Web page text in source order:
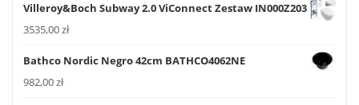
Villeroy&Boch Subway 2.0 ViConnect Zestaw IN000Z203
3535,00zł
Bathco Nordic Negro 42cm BATHCO4062NE
982,00zł